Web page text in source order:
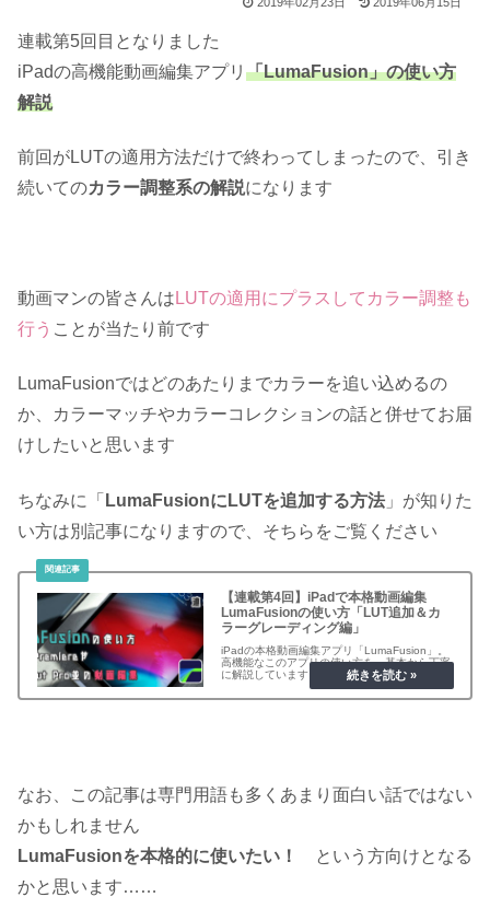
連載第5回目となりました
iPadの高機能動画編集アプリ 「LumaFusion」の使い方
解説
前回がLUTの適用方法だけで終わってしまったので、引き
続いてのカラー調整系の解説になります
動画マンの皆さんは LUTの適用にプラスしてカラー調整も
行う ことが当たり前です
LumaFusionではどのあたりまでカラーを追い込めるの
か、カラーマッチやカラーコレクションの話と併せてお届
けしたいと思います
ちなみに「 LumaFusionにLUTを追加する方法 」が知りた
い方は別記事になりますので、そちらをご覧ください
【連載第4回】iPadで本格動画編集
LumaFusionの使い方「LUT追加＆カ
ラーグレーディング編」
iPadの本格動画編集アプリ「LumaFusion」。
高機能なこのアプリの使い方を、基本から丁寧
に解説しています。当記事ではLUTの追加や適
用方法の解説、Log形式で撮影した動画の編集
について解説しています
なお、この記事は専門用語も多くあまり面白い話ではない
かもしれません
LumaFusionを本格的に使いたい！
という方向けとなる
かと思います……